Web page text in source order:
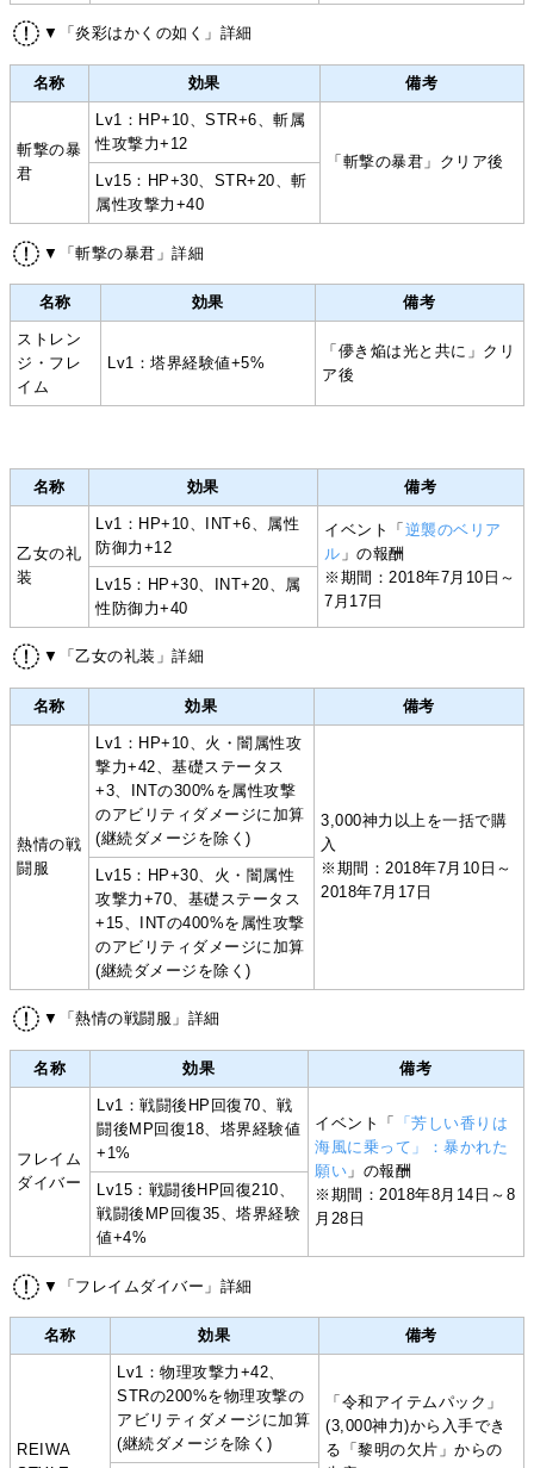
▼「炎彩はかくの如く」詳細
名称 効果 備考
斬撃の暴
君
Lv1：HP+10、STR+6、斬属
性攻撃力+12
「斬撃の暴君」クリア後
Lv15：HP+30、STR+20、斬
属性攻撃力+40
▼「斬撃の暴君」詳細
名称 効果 備考
ストレン
ジ・フレ
イム
Lv1：塔界経験値+5%
「儚き焔は光と共に」クリ
ア後
名称 効果 備考
乙女の礼
装
Lv1：HP+10、INT+6、属性
防御力+12
イベント「逆襲のベリア
ル 」の報酬
※期間：2018年7月10日～
7月17日
Lv15：HP+30、INT+20、属
性防御力+40
▼「乙女の礼装」詳細
名称 効果 備考
熱情の戦
闘服
Lv1：HP+10、火・闇属性攻
撃力+42、基礎ステータス
+3、INTの300%を属性攻撃
のアビリティダメージに加算
(継続ダメージを除く)
3,000神力以上を一括で購
入
※期間：2018年7月10日～
2018年7月17日
Lv15：HP+30、火・闇属性
攻撃力+70、基礎ステータス
+15、INTの400%を属性攻撃
のアビリティダメージに加算
(継続ダメージを除く)
▼「熱情の戦闘服」詳細
名称 効果 備考
フレイム
ダイバー
Lv1：戦闘後HP回復70、戦
闘後MP回復18、塔界経験値
+1%
イベント「
「芳しい香りは
海風に乗って」：暴かれた
願い 」の報酬
※期間：2018年8月14日～8
月28日
Lv15：戦闘後HP回復210、
戦闘後MP回復35、塔界経験
値+4%
▼「フレイムダイバー」詳細
名称 効果 備考
REIWA
Lv1：物理攻撃力+42、
STRの200%を物理攻撃の
アビリティダメージに加算
(継続ダメージを除く)
「令和アイテムパック」
(3,000神力)から入手でき
る「黎明の欠片」からの